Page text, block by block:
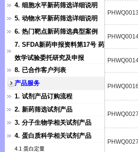
4. 细胞水平新药筛选详细说明
5. 动物水平新药筛选详细说明
6. 热门靶点新药筛选典型案例
7. SFDA新药申报资料第17号 药
效学试验委托研究及申报
8. 已合作客户列表
产品服务
1. 试剂产品订购流程
2. 新药筛选试剂产品
3. 分子生物学相关试剂产品
4. 蛋白质科学相关试剂产品
4.1 蛋白定量
PHWQ0016
PHWQ0027